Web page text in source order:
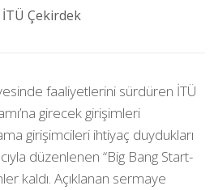
İTÜ Çekirdek
faaliyetlerini sürdüren İTÜ
girecek girişimleri
girişimcileri ihtiyaç duydukları
düzenlenen “Big Bang Start-
kaldı. Açıklanan sermaye